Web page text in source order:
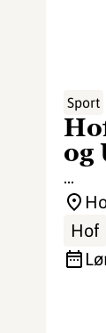
Sport
og
...
Hof